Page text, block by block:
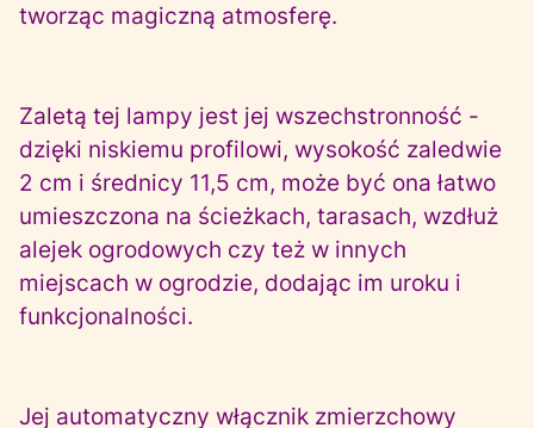
tworząc magiczną atmosferę.
Zaletą tej lampy jest jej wszechstronność -
dzięki niskiemu profilowi, wysokość zaledwie
2 cm i średnicy 11,5 cm, może być ona łatwo
umieszczona na ścieżkach, tarasach, wzdłuż
alejek ogrodowych czy też w innych
miejscach w ogrodzie, dodając im uroku i
funkcjonalności.
Jej automatyczny włącznik zmierzchowy